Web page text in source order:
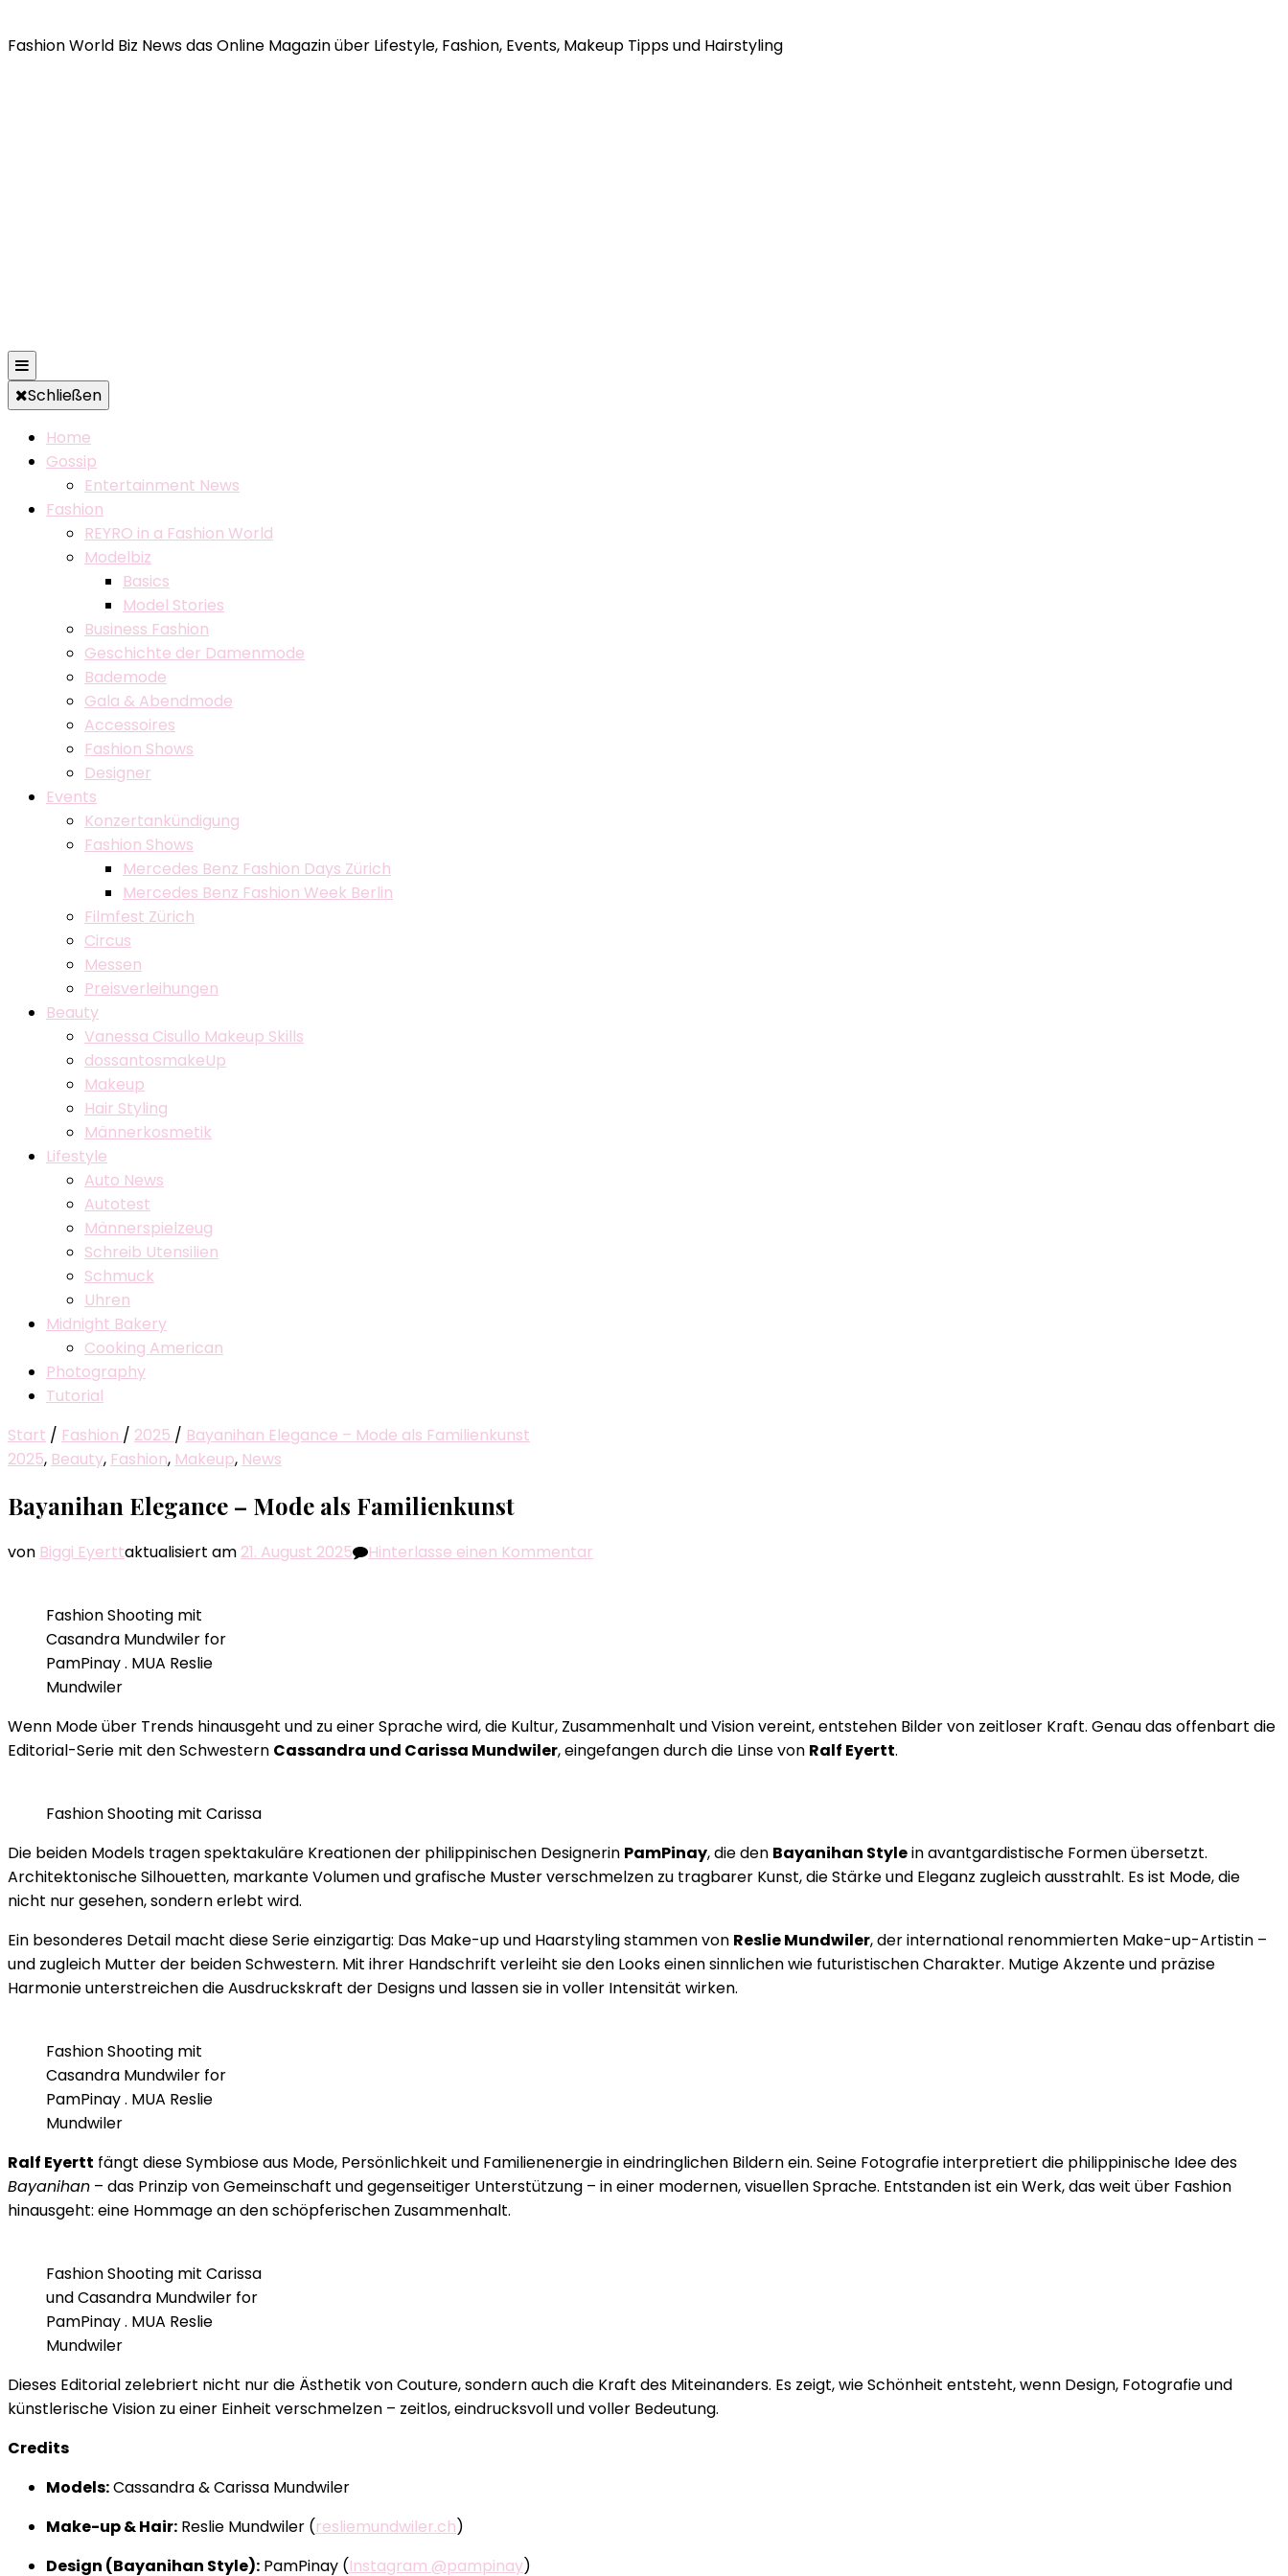
Fashion World Biz News das Online Magazin über Lifestyle, Fashion, Events, Makeup Tipps und Hairstyling
Schließen
Home
Gossip
Entertainment News
Fashion
REYRO in a Fashion World
Modelbiz
Basics
Model Stories
Business Fashion
Geschichte der Damenmode
Bademode
Gala & Abendmode
Accessoires
Fashion Shows
Designer
Events
Konzertankündigung
Fashion Shows
Mercedes Benz Fashion Days Zürich
Mercedes Benz Fashion Week Berlin
Filmfest Zürich
Circus
Messen
Preisverleihungen
Beauty
Vanessa Cisullo Makeup Skills
dossantosmakeUp
Makeup
Hair Styling
Männerkosmetik
Lifestyle
Auto News
Autotest
Männerspielzeug
Schreib Utensilien
Schmuck
Uhren
Midnight Bakery
Cooking American
Photography
Tutorial
Start / Fashion / 2025 / Bayanihan Elegance – Mode als Familienkunst
2025, Beauty, Fashion, Makeup, News
Bayanihan Elegance – Mode als Familienkunst
von Biggi Eyerttaktualisiert am 21. August 2025 Hinterlasse einen Kommentar
Fashion Shooting mit
Casandra Mundwiler for
PamPinay . MUA Reslie
Mundwiler
Wenn Mode über Trends hinausgeht und zu einer Sprache wird, die Kultur, Zusammenhalt und Vision vereint, entstehen Bilder von zeitloser Kraft. Genau das offenbart die
Editorial-Serie mit den Schwestern Cassandra und Carissa Mundwiler, eingefangen durch die Linse von Ralf Eyertt.
Fashion Shooting mit Carissa
Die beiden Models tragen spektakuläre Kreationen der philippinischen Designerin PamPinay, die den Bayanihan Stylein avantgardistische Formen übersetzt.
Architektonische Silhouetten, markante Volumen und grafische Muster verschmelzen zu tragbarer Kunst, die Stärke und Eleganz zugleich ausstrahlt. Es ist Mode, die
nicht nur gesehen, sondern erlebt wird.
Ein besonderes Detail macht diese Serie einzigartig: Das Make-up und Haarstyling stammen von Reslie Mundwiler, der international renommierten Make-up-Artistin –
und zugleich Mutter der beiden Schwestern. Mit ihrer Handschrift verleiht sie den Looks einen sinnlichen wie futuristischen Charakter. Mutige Akzente und präzise
Harmonie unterstreichen die Ausdruckskraft der Designs und lassen sie in voller Intensität wirken.
Fashion Shooting mit
Casandra Mundwiler for
PamPinay . MUA Reslie
Mundwiler
Ralf Eyertt fängt diese Symbiose aus Mode, Persönlichkeit und Familienenergie in eindringlichen Bildern ein. Seine Fotografie interpretiert die philippinische Idee des
Bayanihan – das Prinzip von Gemeinschaft und gegenseitiger Unterstützung – in einer modernen, visuellen Sprache. Entstanden ist ein Werk, das weit über Fashion
hinausgeht: eine Hommage an den schöpferischen Zusammenhalt.
Fashion Shooting mit Carissa
und Casandra Mundwiler for
PamPinay . MUA Reslie
Mundwiler
Dieses Editorial zelebriert nicht nur die Ästhetik von Couture, sondern auch die Kraft des Miteinanders. Es zeigt, wie Schönheit entsteht, wenn Design, Fotografie und
künstlerische Vision zu einer Einheit verschmelzen – zeitlos, eindrucksvoll und voller Bedeutung.
Credits
Models:Cassandra & Carissa Mundwiler
Make-up & Hair: Reslie Mundwiler (resliemundwiler.ch)
Design (Bayanihan Style): PamPinay (Instagram @pampinay)